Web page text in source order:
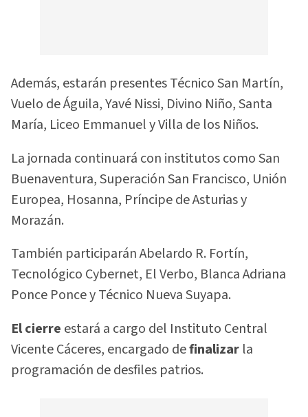
Además, estarán presentes Técnico San Martín,
Vuelo de Águila, Yavé Nissi, Divino Niño, Santa
María, Liceo Emmanuel y Villa de los Niños.
La jornada continuará con institutos como San
Buenaventura, Superación San Francisco, Unión
Europea, Hosanna, Príncipe de Asturias y
Morazán.
También participarán Abelardo R. Fortín,
Tecnológico Cybernet, El Verbo, Blanca Adriana
Ponce Ponce y Técnico Nueva Suyapa.
El cierre estará a cargo del Instituto Central
Vicente Cáceres, encargado definalizar la
programación de desfiles patrios.